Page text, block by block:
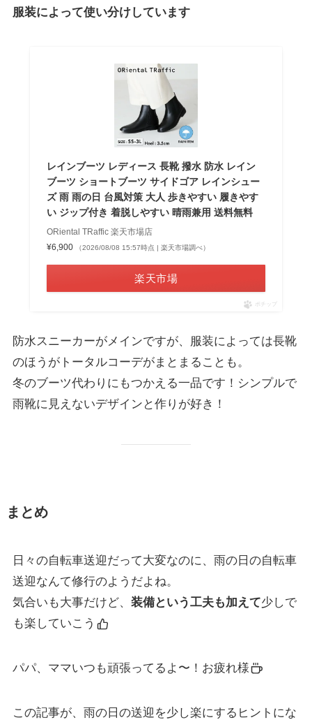
服装によって使い分けしています
レインブーツ レディース 長靴 撥水 防水 レイン
ブーツ ショートブーツ サイドゴア レインシュー
ズ 雨 雨の日 台風対策 大人 歩きやすい 履きやす
い ジップ付き 着脱しやすい 晴雨兼用 送料無料
ORiental TRaffic 楽天市場店
¥6,900
（2026/08/08 15:57時点 | 楽天市場調べ）
楽天市場
ポチップ
防水スニーカーがメインですが、服装によっては長靴
のほうがトータルコーデがまとまることも。
冬のブーツ代わりにもつかえる一品です！シンプルで
雨靴に見えないデザインと作りが好き！
まとめ
日々の自転車送迎だって大変なのに、雨の日の自転車
送迎なんて修行のようだよね。
気合いも大事だけど、 装備という工夫も加えて少しで
も楽していこう
パパ、ママいつも頑張ってるよ〜！お疲れ様
この記事が、雨の日の送迎を少し楽にするヒントにな